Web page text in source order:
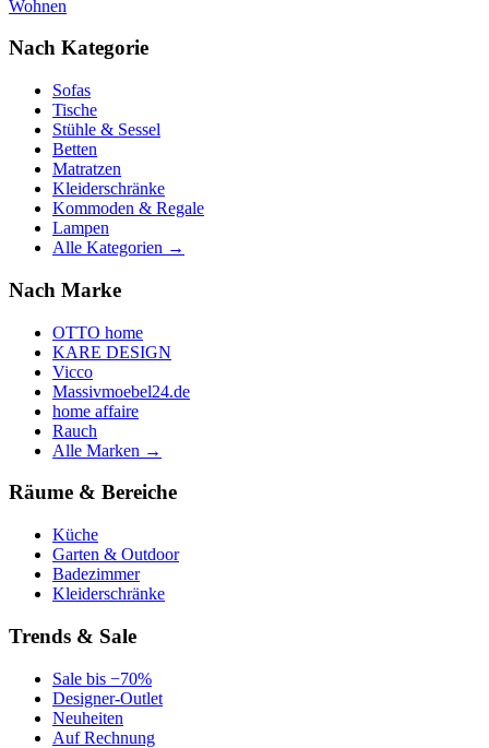
Wohnen
Nach Kategorie
Sofas
Tische
Stühle & Sessel
Betten
Matratzen
Kleiderschränke
Kommoden & Regale
Lampen
Alle Kategorien →
Nach Marke
OTTO home
KARE DESIGN
Vicco
Massivmoebel24.de
home affaire
Rauch
Alle Marken →
Räume & Bereiche
Küche
Garten & Outdoor
Badezimmer
Kleiderschränke
Trends & Sale
Sale bis −70%
Designer-Outlet
Neuheiten
Auf Rechnung